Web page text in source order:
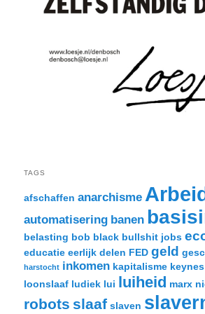
TAGS
afschaffen anarchisme
automatisering banen
belasting bob black bullshit jobs
educatie eerlijk delen FED geld
harstocht inkomen kapitalisme keynes
loonslaaf ludiek lui luiheid marx
robots slaaf slaven